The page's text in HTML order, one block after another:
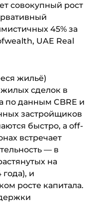
совокупный рост
45% за
UAE Real
жильё)
жилых сделок в
по данным CBRE и
застройщиков
быстро, а off-
встречает
— в
на
года), и
росте капитала.